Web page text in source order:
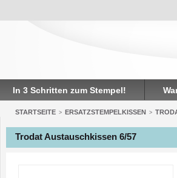
In 3 Schritten zum Stempel!
STARTSEITE > ERSATZSTEMPELKISSEN >
Trodat Austauschkissen 6/57